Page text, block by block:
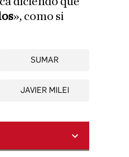
», como si
SUMAR
JAVIER MILEI